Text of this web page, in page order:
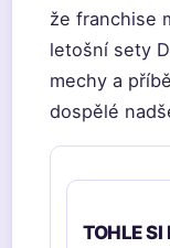
že franchise
letošní sety
mechy a
dospělé
TOHLE SI